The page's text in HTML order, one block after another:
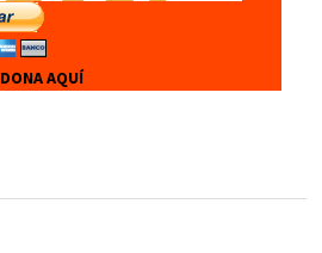
DONA AQUÍ